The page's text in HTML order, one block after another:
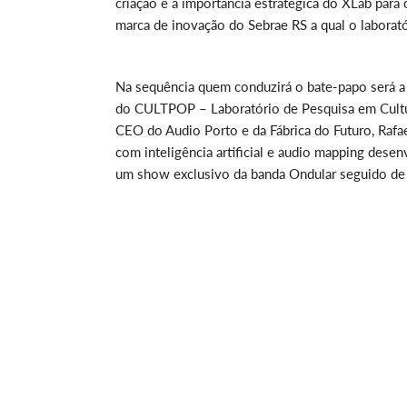
marca de inovação do Sebrae RS a qual o
Na sequência quem conduzirá o bate-papo será
do CULTPOP – Laboratório de Pesquisa em
CEO do Audio Porto e da Fábrica do Futuro,
com inteligência artificial e audio mapping
um show exclusivo da banda Ondular seguido